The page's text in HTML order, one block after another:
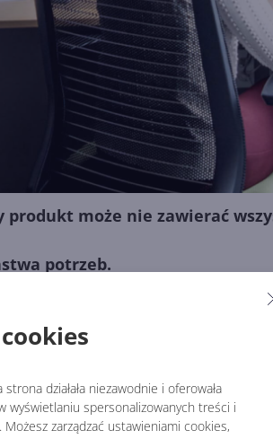
działała niezawodnie i oferowała
wyświetlaniu spersonalizowanych treści i
zarządzać ustawieniami cookies,
produkt może nie zawierać
potrzeb.
365